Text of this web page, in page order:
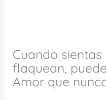
Cuando
flaquean,
Amor que